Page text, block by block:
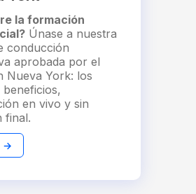
la formación
Únase a nuestra
conducción
aprobada por el
Nueva York: los
beneficios,
en vivo y sin
final.
→